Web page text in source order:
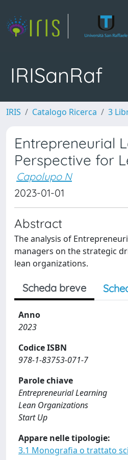
IRISanRaf
IRIS Catalogo Ricerca 3
Entrepreneurial
Perspective for
Capolupo N
2023-01-01
Abstract
The analysis of
managers on the strategic
lean organizations.
Scheda breve
Anno
2023
Codice ISBN
978-1-83753-071-7
Parole chiave
Entrepreneurial Learning
Lean Organizations
Start Up
Appare nelle tipologie:
3.1 Monografia o trattato